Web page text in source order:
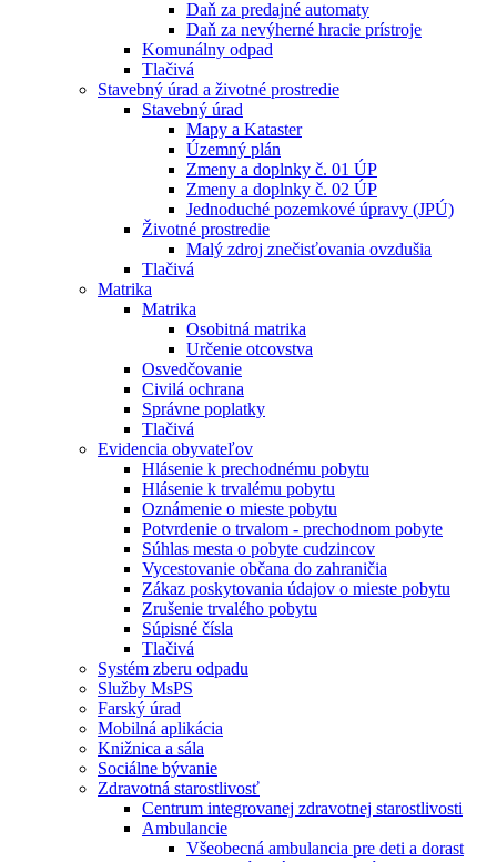
Daň za predajné automaty
Daň za nevýherné hracie prístroje
Komunálny odpad
Tlačivá
Stavebný úrad a životné prostredie
Stavebný úrad
Mapy a Kataster
Územný plán
Zmeny a doplnky č. 01 ÚP
Zmeny a doplnky č. 02 ÚP
Jednoduché pozemkové úpravy (JPÚ)
Životné prostredie
Malý zdroj znečisťovania ovzdušia
Tlačivá
Matrika
Matrika
Osobitná matrika
Určenie otcovstva
Osvedčovanie
Civilá ochrana
Správne poplatky
Tlačivá
Evidencia obyvateľov
Hlásenie k prechodnému pobytu
Hlásenie k trvalému pobytu
Oznámenie o mieste pobytu
Potvrdenie o trvalom - prechodnom pobyte
Súhlas mesta o pobyte cudzincov
Vycestovanie občana do zahraničia
Zákaz poskytovania údajov o mieste pobytu
Zrušenie trvalého pobytu
Súpisné čísla
Tlačivá
Systém zberu odpadu
Služby MsPS
Farský úrad
Mobilná aplikácia
Knižnica a sála
Sociálne bývanie
Zdravotná starostlivosť
Centrum integrovanej zdravotnej starostlivosti
Ambulancie
Všeobecná ambulancia pre deti a dorast